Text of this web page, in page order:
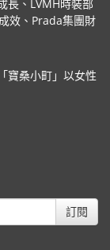
長、LVMH時裝部
效、Prada集團財
寶桑小町」以女性
訂閱